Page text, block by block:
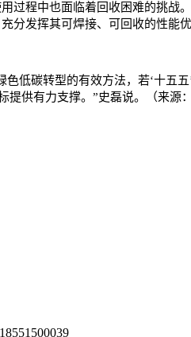
程中也面临着回收困难的挑战
分发挥其可焊接、可回收的性能
碳转型的有效方法，若‘十五五
提供有力支撑。”史磊说。（来源